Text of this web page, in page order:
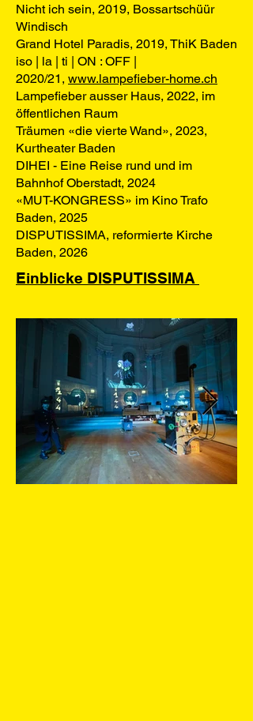
Nicht ich sein, 2019, Bossartschüür
Windisch
Grand Hotel Paradis, 2019, ThiK Baden
iso | la | ti | ON : OFF |
2020/21, www.lampefieber-home.ch
Lampefieber ausser Haus, 2022, im
öffentlichen Raum
Träumen «die vierte Wand», 2023,
Kurtheater Baden
DIHEI - Eine Reise rund und im
Bahnhof Oberstadt, 2024
«MUT-KONGRESS» im Kino Trafo
Baden, 2025
DISPUTISSIMA, reformierte Kirche
Baden, 2026
Einblicke DISPUTISSIMA